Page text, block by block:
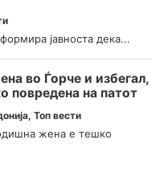
јавноста дека...
во Ѓорче и избегал,
повредена на патот
, Топ вести
жена е тешко